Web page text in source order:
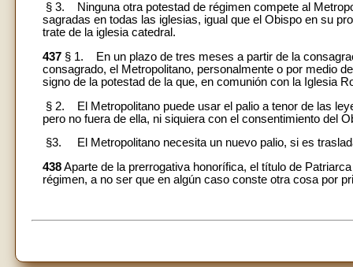
§ 3. Ninguna otra potestad de régimen compete al
sagradas en todas las iglesias, igual que el Obispo en su
trate de la iglesia catedral.
437 § 1. En un plazo de tres meses a partir de la
consagrado, el Metropolitano, personalmente o por medio
signo de la potestad de la que, en comunión con la Iglesia
§ 2. El Metropolitano puede usar el palio a tenor de las
pero no fuera de ella, ni siquiera con el consentimiento del
§3. El Metropolitano necesita un nuevo palio, si es
438Aparte de la prerrogativa honorífica, el título de
régimen, a no ser que en algún caso conste otra cosa por